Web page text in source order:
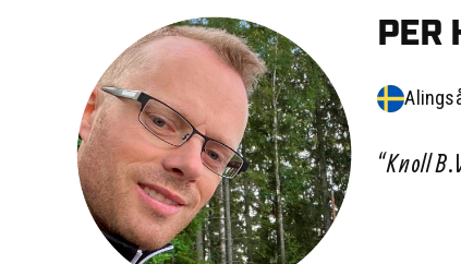
PER
“Knoll